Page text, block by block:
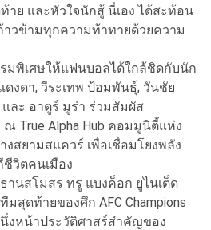
ย และหัวใจนักสู้ นี่เอง ได้สะท้อน
าวข้ามทุกความท้าทายด้วยความ
มพิเศษให้แฟนบอลได้ใกล้ชิดกับนัก
ดงดา, วีระเทพ ป้อมพันธุ์, วันชัย
ละ อาตูร์ มูร่า ร่วมสัมผัส
True Alpha Hub คอมมูนิตี้แห่ง
งสยามสแควร์ เพื่อเชื่อมโยงพลัง
วิตคนเมือง
านสโมสร ทรู แบงค็อก ยูไนเต็ด
มสุดท้ายของศึก AFC Champions
งหน้าประวัติศาสร์สำคัญของ